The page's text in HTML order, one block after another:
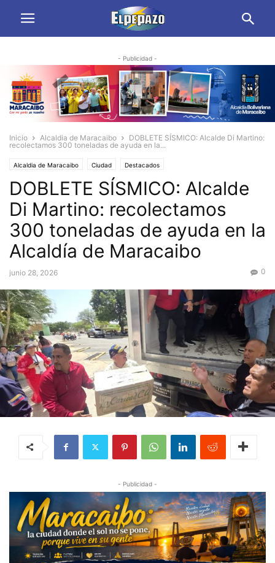
- Publicidad -
Inicio Alcaldia de Maracaibo
DOBLETE SÍSMICO: Alcalde Di Martino:
recolectamos 300 toneladas de ayuda en la...
Alcaldia de Maracaibo Ciudad Destacados
DOBLETE SÍSMICO: Alcalde
Di Martino: recolectamos
300 toneladas de ayuda en la
Alcaldía de Maracaibo
junio 28, 2026 0
- Publicidad -